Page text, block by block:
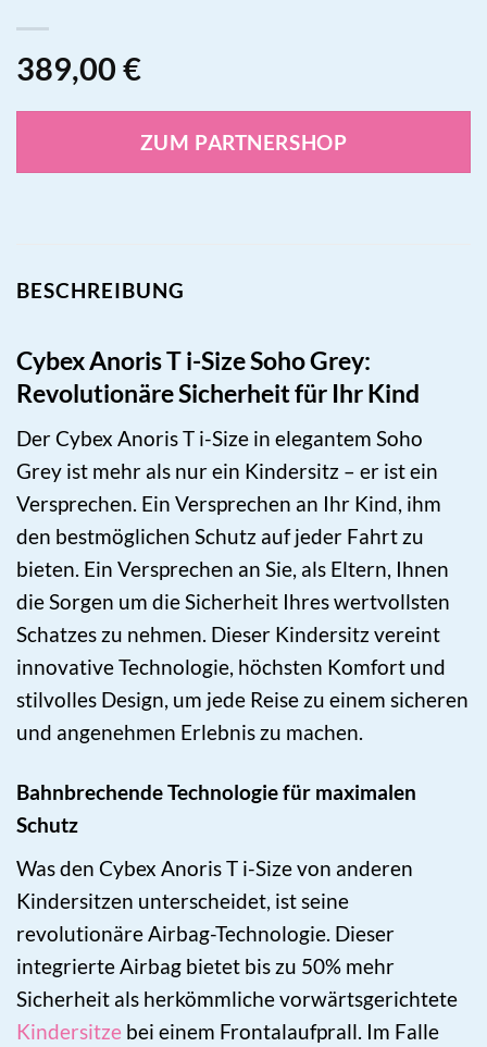
389,00 €
ZUM PARTNERSHOP
BESCHREIBUNG
Cybex Anoris T i-Size Soho Grey:
Revolutionäre Sicherheit für Ihr Kind
Der Cybex Anoris T i-Size in elegantem Soho
Grey ist mehr als nur ein Kindersitz – er ist ein
Versprechen. Ein Versprechen an Ihr Kind, ihm
den bestmöglichen Schutz auf jeder Fahrt zu
bieten. Ein Versprechen an Sie, als Eltern, Ihnen
die Sorgen um die Sicherheit Ihres wertvollsten
Schatzes zu nehmen. Dieser Kindersitz vereint
innovative Technologie, höchsten Komfort und
stilvolles Design, um jede Reise zu einem sicheren
und angenehmen Erlebnis zu machen.
Bahnbrechende Technologie für maximalen
Schutz
Was den Cybex Anoris T i-Size von anderen
Kindersitzen unterscheidet, ist seine
revolutionäre Airbag-Technologie. Dieser
integrierte Airbag bietet bis zu 50% mehr
Sicherheit als herkömmliche vorwärtsgerichtete
Kindersitze bei einem Frontalaufprall. Im Falle